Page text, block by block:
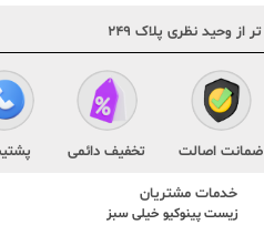
ضمانت اصالت تخفیف دائمی
خدمات مشتریان
زیست پینوکیو خیلی سبز